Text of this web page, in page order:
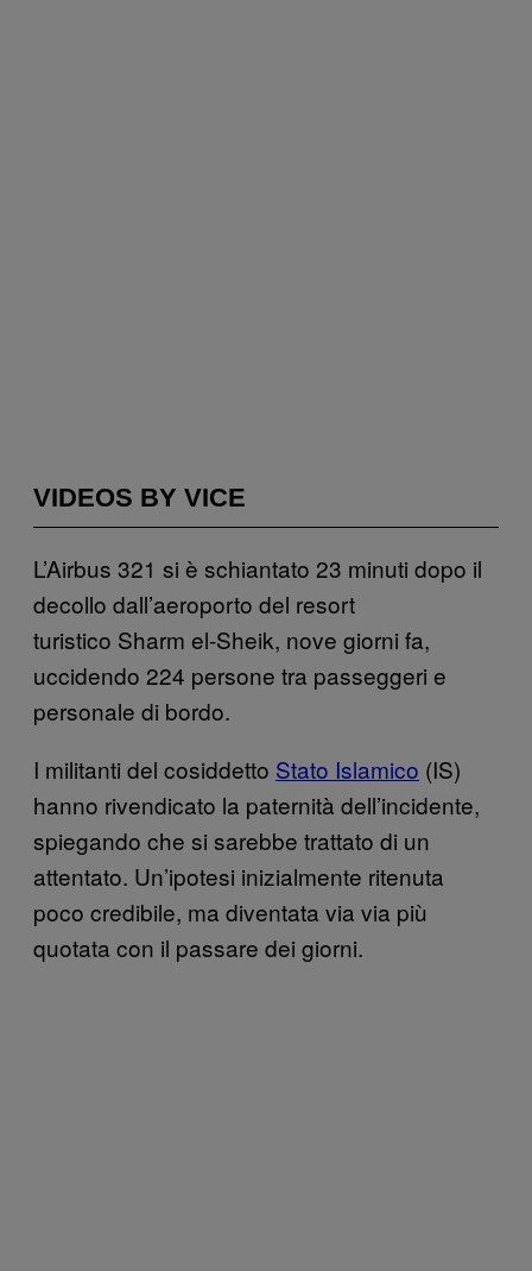
VIDEOS BY VICE
L’Airbus 321 si è schiantato 23 minuti dopo il
decollo dall’aeroporto del resort
turistico Sharm el-Sheik, nove giorni fa,
uccidendo 224 persone tra passeggeri e
personale di bordo.
I militanti del cosiddetto Stato Islamico (IS)
hanno rivendicato la paternità dell’incidente,
spiegando che si sarebbe trattato di un
attentato. Un’ipotesi inizialmente ritenuta
poco credibile, ma diventata via via più
quotata con il passare dei giorni.